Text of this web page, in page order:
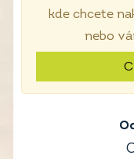
kde chcete
nebo